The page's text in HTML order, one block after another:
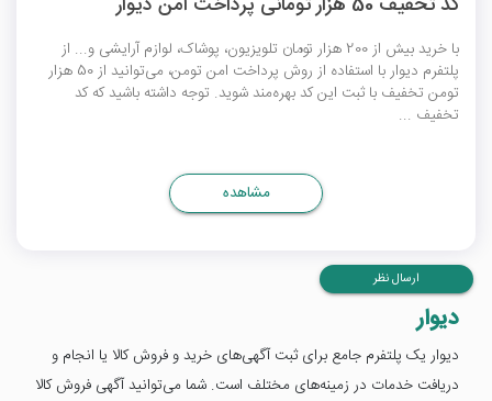
با خرید بیش از 200 هزار تومان تلویزیون، پوشاک، لوازم آرایشی و... از
پلتفرم دیوار با استفاده از روش پرداخت امن تومن، می‌توانید از 50 هزار
تومن تخفیف با ثبت این کد بهره‌مند شوید. توجه داشته باشید که کد
تخفیف ...
مشاهده
ارسال نظر
دیوار
دیوار یک پلتفرم جامع برای ثبت آگهی‌های خرید و فروش کالا یا انجام و
دریافت خدمات در زمینه‌های مختلف است. شما می‌توانید آگهی فروش کالا